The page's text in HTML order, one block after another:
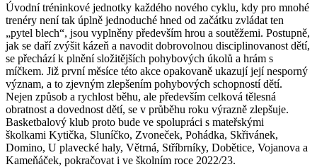
Úvodní tréninkové jednotky každého nového cyklu, kdy pro mnohé
trenéry není tak úplně jednoduché hned od začátku zvládat ten
„pytel blech“, jsou vyplněny především hrou a soutěžemi. Postupně,
jak se daří zvýšit kázeň a navodit dobrovolnou disciplinovanost dětí,
se přechází k plnění složitějších pohybových úkolů a hrám s
míčkem. Již první měsíce této akce opakovaně ukazují její nesporný
význam, a to zjevným zlepšením pohybových schopností dětí.
Nejen způsob a rychlost běhu, ale především celková tělesná
obratnost a dovednost dětí, se v průběhu roku výrazně zlepšuje.
Basketbalový klub proto bude ve spolupráci s mateřskými
školkami Kytička, Sluníčko, Zvoneček, Pohádka, Skřivánek,
Domino, U plavecké haly, Větrná, Stříbrníky, Dobětice, Vojanova a
Kameňáček, pokračovat i ve školním roce 2022/23.